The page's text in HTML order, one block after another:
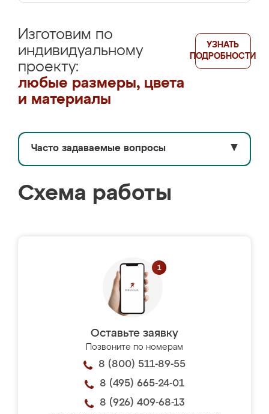
Изготовим по
индивидуальному
проекту:
любые размеры, цвета
и материалы
УЗНАТЬ
ПОДРОБНОСТИ
Часто задаваемые вопросы ▼
Схема работы
Оставьте заявку
Позвоните по номерам
8 (800) 511-89-55
8 (495) 665-24-01
8 (926) 409-68-13